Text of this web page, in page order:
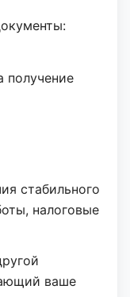
получение
стабильного
налоговые
ваше